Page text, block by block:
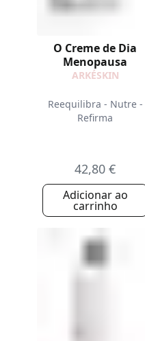
O Creme de Dia
Menopausa
ARKÉSKIN
Reequilibra - Nutre -
Refirma
42,80 €
Adicionar ao
carrinho